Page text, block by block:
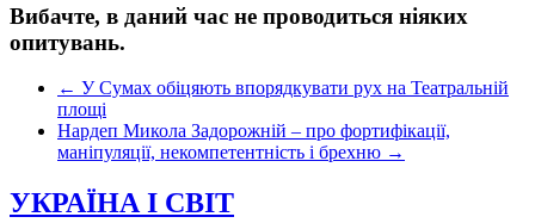
Вибачте, в даний час не проводиться ніяких
опитувань.
← У Сумах обіцяють впорядкувати рух на Театральній
площі
Нардеп Микола Задорожній – про фортифікації,
маніпуляції, некомпетентність і брехню →
УКРАЇНА І СВІТ